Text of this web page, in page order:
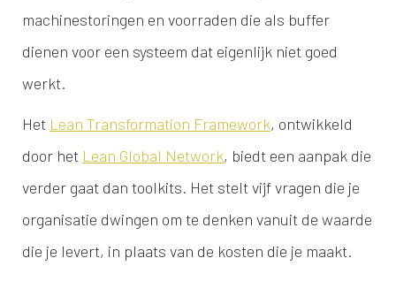
machinestoringen en voorraden die als buffer
dienen voor een systeem dat eigenlijk niet goed
werkt.
Het Lean Transformation Framework, ontwikkeld
door het Lean Global Network, biedt een aanpak die
verder gaat dan toolkits. Het stelt vijf vragen die je
organisatie dwingen om te denken vanuit de waarde
die je levert, in plaats van de kosten die je maakt.